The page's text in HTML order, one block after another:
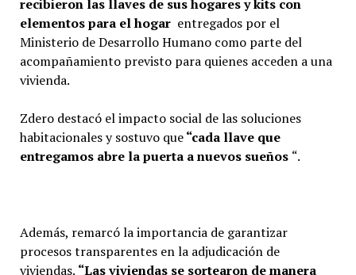
recibieron las llaves de sus hogares y kits con
elementos para el hogarentregados por el
Ministerio de Desarrollo Humano como parte del
acompañamiento previsto para quienes acceden a una
vivienda.
Zdero destacó el impacto social de las soluciones
habitacionales y sostuvo que“cada llave que
entregamos abre la puerta a nuevos sueños “.
Además, remarcó la importancia de garantizar
procesos transparentes en la adjudicación de
viviendas. “Las viviendas se sortearon de manera